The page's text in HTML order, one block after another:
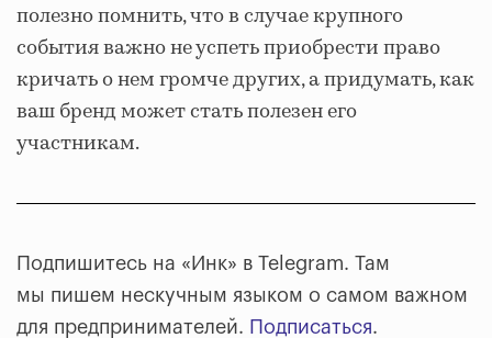
полезно помнить, что в случае крупного
события важно не успеть приобрести право
кричать о нем громче других, а придумать, как
ваш бренд может стать полезен его
участникам.
Подпишитесь на «Инк» в Telegram. Там
мы пишем нескучным языком о самом важном
для предпринимателей. Подписаться.